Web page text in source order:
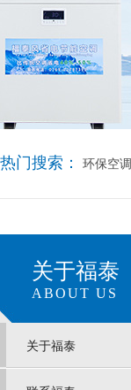
热门搜索： 环保空调
关于福泰
ABOUT US
关于福泰